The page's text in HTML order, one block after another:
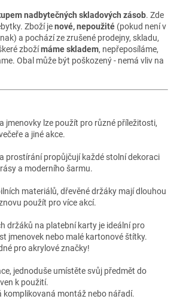
nadbytečných skladových zásob. Zde
Zboží jenové, nepoužité (pokud není v
a pochází ze zrušené prodejny, skladu,
zbožímáme skladem, nepřeposíláme,
Obal může být poškozený - nemá vliv na
jmenovky lze použít pro různé příležitosti,
a jiné akce.
prostírání propůjčují každé stolní dekoraci
a moderního šarmu.
materiálů, dřevěné držáky mají dlouhou
použít pro více akcí.
držáků na platební karty je ideální pro
jmenovek nebo malé kartonové štítky.
pro akrylové značky!
jednoduše umístěte svůj předmět do
k použití.
komplikovaná montáž nebo nářadí.